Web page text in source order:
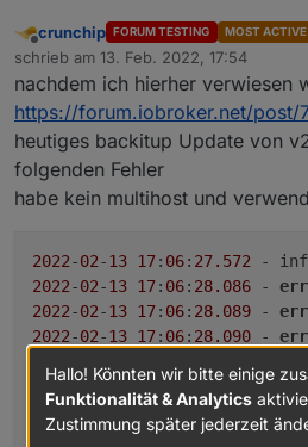
Offline
crunchip FORUM TESTING MOST ACTIVE
schrieb am 13. Feb. 2022, 17:54
zuletzt editiert von
nachdem ich hierher verwiesen
https://forum.iobroker.net/post/
heutiges backitup Update von
folgenden Fehler
habe kein multihost und
2022-02-13 17: 06: 27.572 -
2022-02-13 17: 06: 28.086 -
2022-02-13 17: 06: 28.089 -
2022-02-13 17: 06: 28.090 -
at Redis. (/opt/iobroker/
at
2022-02-13 17:06: 28.093 -
Hallo! Könnten wir bitte einige
Funktionalität & Analytics
Zustimmung später jederzeit